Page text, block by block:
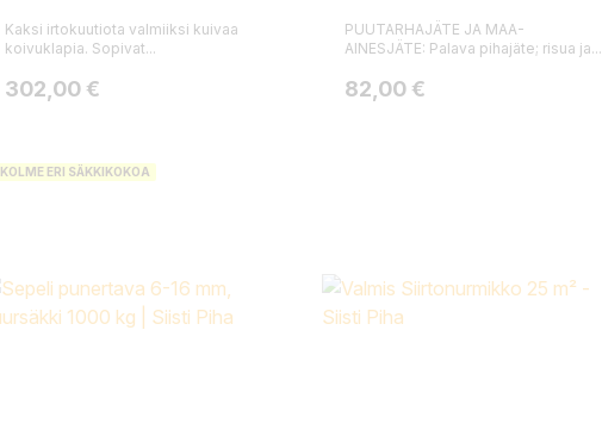
Kaksi irtokuutiota valmiiksi kuivaa
koivuklapia. Sopivat...
Hinta
302,00 €
PUUTARHAJÄTE JA MAA-
AINESJÄTE: Palava pihajäte; risua ja...
Hinta
82,00 €
KOLME ERI SÄKKIKOKOA